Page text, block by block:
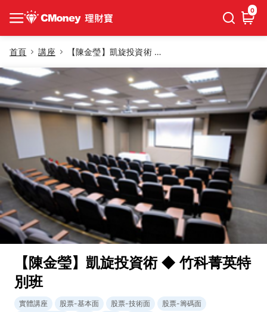
0
首頁 講座 【陳金瑩】凱旋投資術 ◆ 竹科菁英特別班
【陳金瑩】凱旋投資術 ◆ 竹科菁英特
別班
實體講座 股票-基本面 股票-技術面
股票-籌碼面